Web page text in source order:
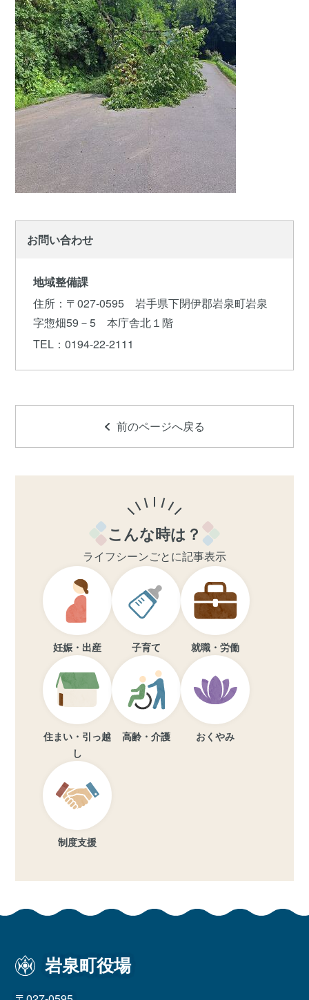
お問い合わせ
地域整備課
住所 ：〒027-0595 岩手県下閉伊郡岩泉町岩泉
字惣畑59－5 本庁舎北１階
TEL ：0194-22-2111
前のページへ戻る
こんな時は？
ライフシーンごとに記事表示
妊娠・出産 子育て 就職・労働
住まい・引っ越
し
高齢・介護 おくやみ
制度支援
岩泉町役場